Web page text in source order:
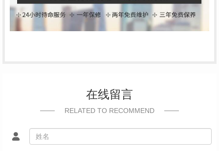
在线留言
RELATED TO RECOMMEND